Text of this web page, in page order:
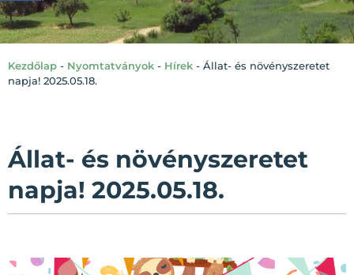
Kezdőlap - Nyomtatványok - Hírek - Állat- és növényszeretet
napja! 2025.05.18.
Állat- és növényszeretet
napja! 2025.05.18.